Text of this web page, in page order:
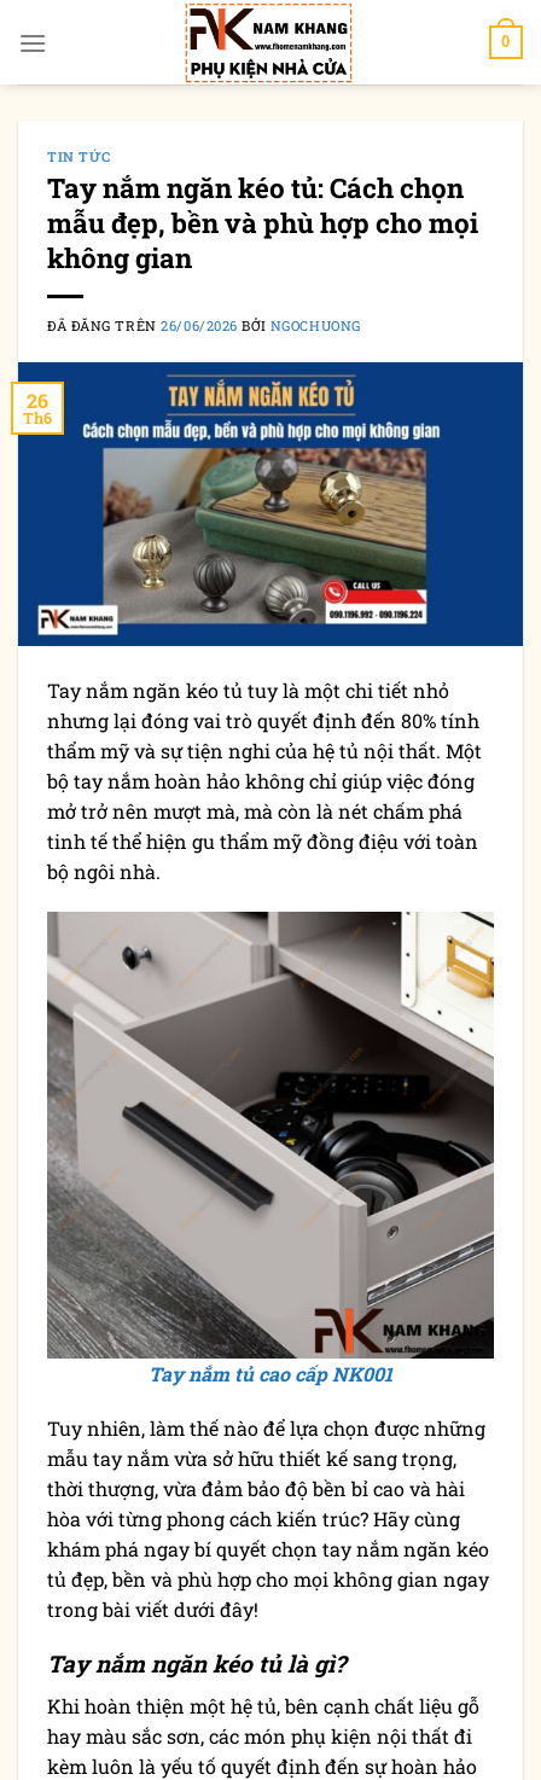
đến
0
TIN TỨC
Tay nắm ngăn kéo tủ: Cách chọn
mẫu đẹp, bền và phù hợp cho mọi
không gian
ĐÃ ĐĂNG TRÊN26/06/2026 BỞI NGOCHUONG
26
Th6
Tay nắm ngăn kéo tủ tuy là một chi tiết nhỏ
nhưng lại đóng vai trò quyết định đến 80% tính
thẩm mỹ và sự tiện nghi của hệ tủ nội thất. Một
bộ tay nắm hoàn hảo không chỉ giúp việc đóng
mở trở nên mượt mà, mà còn là nét chấm phá
tinh tế thể hiện gu thẩm mỹ đồng điệu với toàn
bộ ngôi nhà.
Tay nắm tủ cao cấp NK001
Tuy nhiên, làm thế nào để lựa chọn được những
mẫu tay nắm vừa sở hữu thiết kế sang trọng,
thời thượng, vừa đảm bảo độ bền bỉ cao và hài
hòa với từng phong cách kiến trúc? Hãy cùng
khám phá ngay bí quyết chọn tay nắm ngăn kéo
tủ đẹp, bền và phù hợp cho mọi không gian ngay
trong bài viết dưới đây!
Tay nắm ngăn kéo tủ là gì?
Khi hoàn thiện một hệ tủ, bên cạnh chất liệu gỗ
hay màu sắc sơn, các món phụ kiện nội thất đi
kèm luôn là yếu tố quyết định đến sự hoàn hảo